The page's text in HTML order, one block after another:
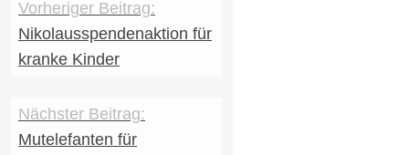
Nikolausspendenaktion für
kranke Kinder
Mutelefanten für